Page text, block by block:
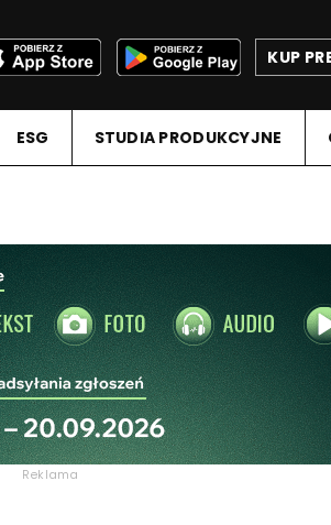
KUP
ESG STUDIA PRODUKCYJNE
Reklama